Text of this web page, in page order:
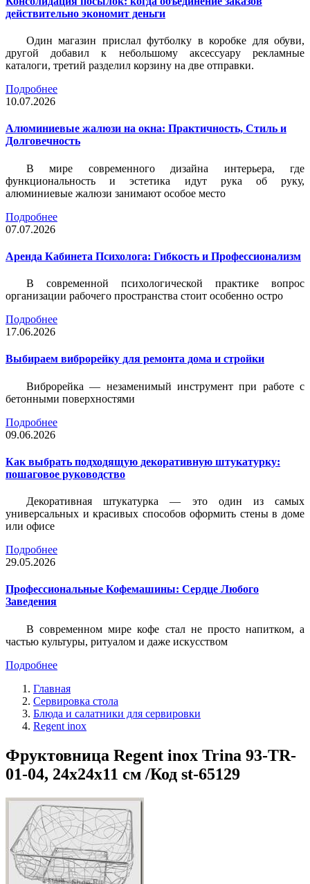
действительно экономит деньги
Один магазин прислал футболку в коробке для обуви,
другой добавил к небольшому аксессуару рекламные
каталоги, третий разделил корзину на две отправки.
Подробнее
10.07.2026
Алюминиевые жалюзи на окна: Практичность, Стиль и
Долговечность
В мире современного дизайна интерьера, где
функциональность и эстетика идут рука об руку,
алюминиевые жалюзи занимают особое место
Подробнее
07.07.2026
Аренда Кабинета Психолога: Гибкость и Профессионализм
В современной психологической практике вопрос
организации рабочего пространства стоит особенно остро
Подробнее
17.06.2026
Выбираем виброрейку для ремонта дома и стройки
Виброрейка — незаменимый инструмент при работе с
бетонными поверхностями
Подробнее
09.06.2026
Как выбрать подходящую декоративную штукатурку:
пошаговое руководство
Декоративная штукатурка — это один из самых
универсальных и красивых способов оформить стены в доме
или офисе
Подробнее
29.05.2026
Профессиональные Кофемашины: Сердце Любого
Заведения
В современном мире кофе стал не просто напитком, а
частью культуры, ритуалом и даже искусством
Подробнее
Главная
Сервировка стола
Блюда и салатники для сервировки
Regent inox
Фруктовница Regent inox Trina 93-TR-
01-04, 24х24х11 см /Код st-65129